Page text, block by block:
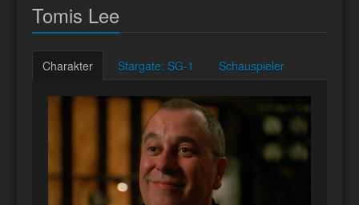
Tomis Lee
Charakter Stargate: SG-1 Schauspieler